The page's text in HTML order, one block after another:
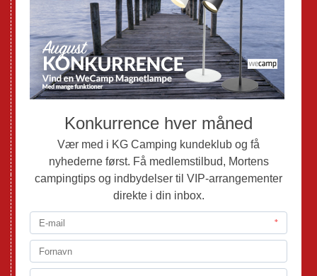
Nye Campingvogne
Nye Autocampere og Vans
Brugte Campingvogne
Brugte Autocampere og Vans
Webshop
Mortens Campingtips
KG Camping Kundeklub
Nyheder
Adria
Adria Autocampere
Eriba
Fendt